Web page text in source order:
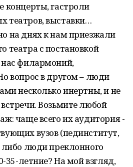
концерты, гастроли
театров, выставки…
на днях к нам приезжали
театра с постановкой
филармоний,
вопрос в другом – люди
несколько инертны, и не
Возьмите любой
чаще всего их аудитория -
вузов (пединститут,
либо люди преклонного
35-летние? На мой взгляд,